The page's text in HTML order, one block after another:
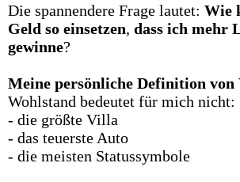
Die spannendere Frage lautet: Wie
Geld so einsetzen, dass ich mehr
gewinne?
Meine persönliche Definition von
Wohlstand bedeutet für mich nicht:
- die größte Villa
- das teuerste Auto
- die meisten Statussymbole